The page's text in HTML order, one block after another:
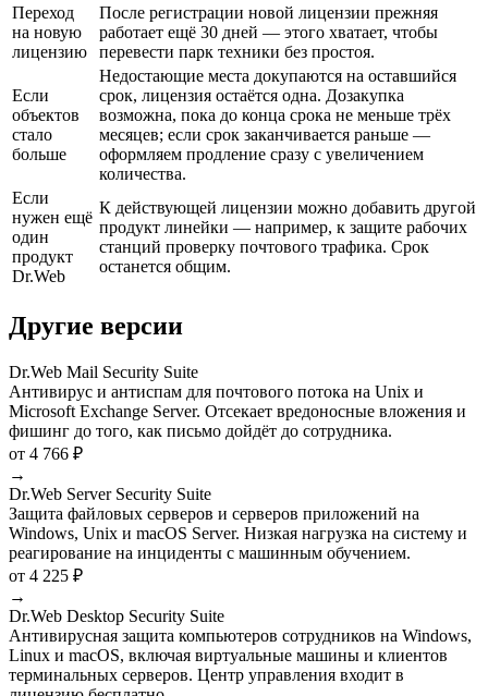
Переход
на новую
лицензию
После регистрации новой лицензии прежняя
работает ещё 30 дней — этого хватает, чтобы
перевести парк техники без простоя.
Если
объектов
стало
больше
Недостающие места докупаются на оставшийся
срок, лицензия остаётся одна. Дозакупка
возможна, пока до конца срока не меньше трёх
месяцев; если срок заканчивается раньше —
оформляем продление сразу с увеличением
количества.
Если
нужен ещё
один
продукт
Dr.Web
К действующей лицензии можно добавить другой
продукт линейки — например, к защите рабочих
станций проверку почтового трафика. Срок
останется общим.
Другие версии
Dr.Web Mail Security Suite
Антивирус и антиспам для почтового потока на Unix и
Microsoft Exchange Server. Отсекает вредоносные вложения и
фишинг до того, как письмо дойдёт до сотрудника.
от 4 766 ₽
→
Dr.Web Server Security Suite
Защита файловых серверов и серверов приложений на
Windows, Unix и macOS Server. Низкая нагрузка на систему и
реагирование на инциденты с машинным обучением.
от 4 225 ₽
→
Dr.Web Desktop Security Suite
Антивирусная защита компьютеров сотрудников на Windows,
Linux и macOS, включая виртуальные машины и клиентов
терминальных серверов. Центр управления входит в